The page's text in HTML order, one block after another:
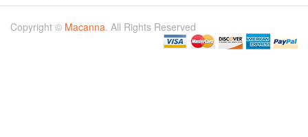
Copyright © Macanna. All Rights Reserved